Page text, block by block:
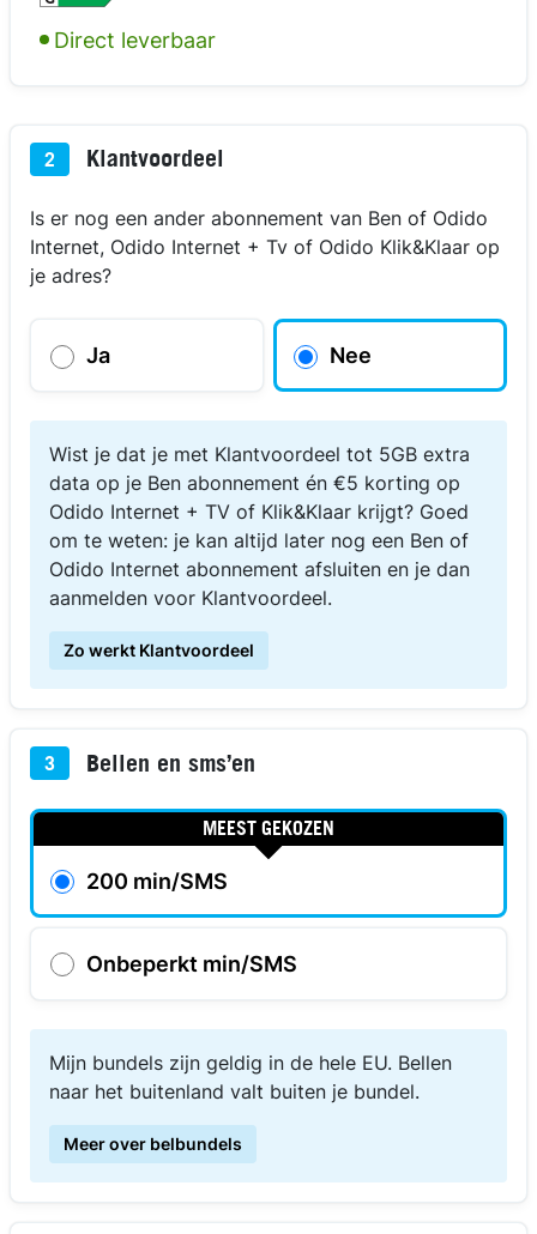
Direct leverbaar
2 Klantvoordeel
Is er nog een ander abonnement van Ben of Odido
Internet, Odido Internet + Tv of Odido Klik&Klaar op
je adres?
Ja Nee
Wist je dat je met Klantvoordeel tot 5GB extra
data op je Ben abonnement én €5 korting op
Odido Internet + TV of Klik&Klaar krijgt? Goed
om te weten: je kan altijd later nog een Ben of
Odido Internet abonnement afsluiten en je dan
aanmelden voor Klantvoordeel.
Zo werkt Klantvoordeel
3 Bellen en sms’en
MEEST GEKOZEN
200 min/SMS
Onbeperkt min/SMS
Mijn bundels zijn geldig in de hele EU. Bellen
naar het buitenland valt buiten je bundel.
Meer over belbundels